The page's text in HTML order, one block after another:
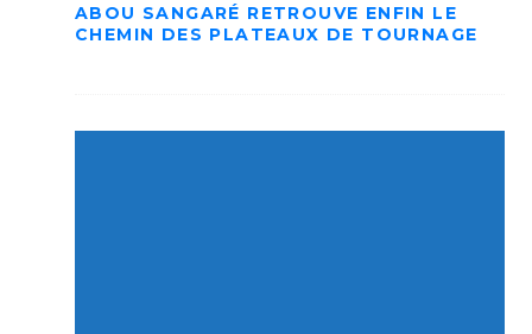
ABOU SANGARÉ RETROUVE ENFIN LE
CHEMIN DES PLATEAUX DE TOURNAGE